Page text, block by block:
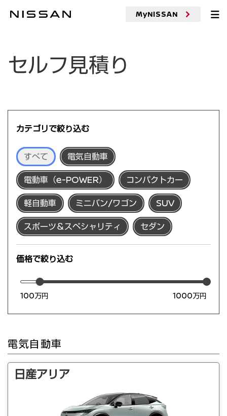
MyNISSAN
セルフ見積り
カテゴリで絞り込む
すべて 電気自動車
電動車（e-POWER） コンパクトカー
軽自動車 ミニバン/ワゴン SUV
スポーツ＆スペシャリティ セダン
価格で絞り込む
100万円 1000万円
電気自動車
日産アリア